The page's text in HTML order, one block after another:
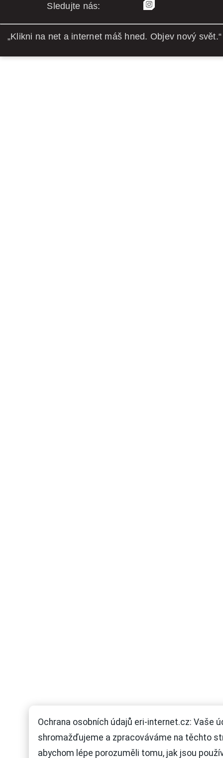
Ochrana osobních údajů eri-internet.cz: Vaše
shromažďujeme a zpracováváme na těchto
abychom lépe porozuměli tomu, jak jsou
Sledujte nás:
„Klikni na net a internet máš hned. Objev nový svět.“